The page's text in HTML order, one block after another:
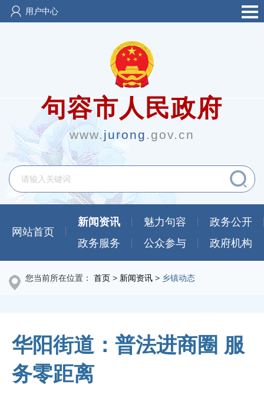
用户中心
句容市人民政府
www.jurong .gov.cn
网站首页
新闻资讯 魅力句容
政务公开
政务服务
公众参与 政府机构
您当前所在位置： 首页 > 新闻资讯 > 乡镇动态
华阳街道：普法进商圈 服
务零距离